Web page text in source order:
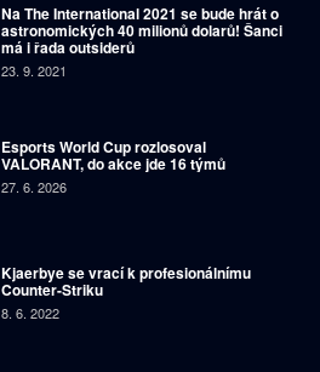
Na The International 2021 se bude hrát o
astronomických 40 milionů dolarů! Šanci
má i řada outsiderů
23. 9. 2021
Esports World Cup rozlosoval
VALORANT, do akce jde 16 týmů
27. 6. 2026
Kjaerbye se vrací k profesionálnímu
Counter-Striku
8. 6. 2022